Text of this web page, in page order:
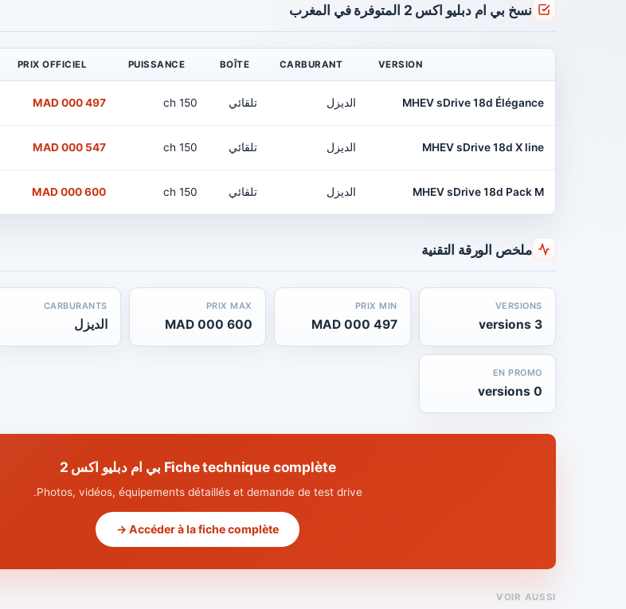
نسخ بي ام دبليو اكس 2 المتوفرة في المغرب
VERSION
CARBURANT
BOÎTE
PUISSANCE
PRIX OFFICIEL
MHEV sDrive 18d Élégance الديزل تلقائي 150 ch
497 000 MAD
MHEV sDrive 18d X line الديزل تلقائي 150 ch
547 000 MAD
MHEV sDrive 18d Pack M الديزل تلقائي 150 ch
600 000 MAD
ملخص الورقة التقنية
VERSIONS
3 versions
PRIX MIN
497 000 MAD
PRIX MAX
600 000 MAD
CARBURANTS
الديزل
EN PROMO
0 versions
Fiche technique complète بي ام دبليو اكس 2
Photos, vidéos, équipements détaillés et demande de test drive.
Accéder à la fiche complète →
VOIR AUSSI